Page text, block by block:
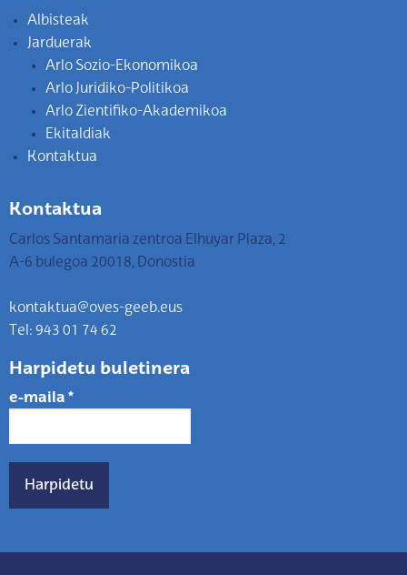
Albisteak
Jarduerak
Arlo Sozio-Ekonomikoa
Arlo Juridiko-Politikoa
Arlo Zientifiko-Akademikoa
Ekitaldiak
Kontaktua
Kontaktua
Carlos Santamaria zentroa Elhuyar Plaza, 2
A-6 bulegoa 20018, Donostia
kontaktua@oves-geeb.eus
Tel: 943 01 74 62
Harpidetu buletinera
e-maila *